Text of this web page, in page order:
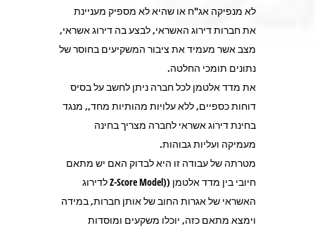
לא מנפיקה אג"ח או שהיא לא מספיק מעניינת
את חברות דירוג האשראי, לבצע בה דירוג אשראי,
מצב אשר מעמיד את ציבור המשקיעים בחוסר של
נתונים תומכי החלטה.
את מדד אלטמן לכל חברה ניתן לחשב על בסיס
דוחות כספיים, ללא עלויות מהותיות מחד,, מנגד
בחינת דירוג אשראי לחברה מצריך בחינה
מעמיקה ועליות גבוהות.
מטרתה של עבודה זו היא לבדוק האם יש מתאם
חיובי בין מדד אלטמן ((Z-Score Model לדירוג
האשראי של אגרות החוב של אותן חברות, במידה
וימצא מתאם כזה, יוכלו משקעים ומוסדות